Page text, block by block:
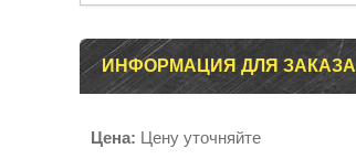
ИНФОРМАЦИЯ ДЛЯ ЗАКАЗА
Цена: Цену уточняйте